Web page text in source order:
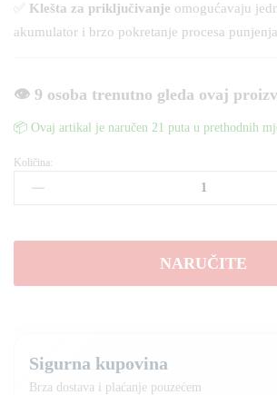
Klešta za priključivanje omogućavaju
akumulator i brzo pokretanje procesa
👁️ 9 osoba trenutno gleda ovaj
📦 Ovaj artikal je naručen 21 puta u prethodnih
Punjač
akumulatora
Količina:
NARUČITE
Sigurna kupovina
Brza dostava i plaćanje pouzećem